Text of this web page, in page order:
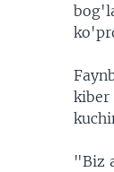
kiber
"Biz